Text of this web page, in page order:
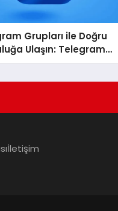
Grupları ile Doğru
Ulaşın: Telegram
İşini
İletişim